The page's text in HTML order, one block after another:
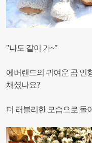
"나도 같이 가~"
에버랜드의 귀여운 곰 인
채셨나요?
더 러블리한 모습으로